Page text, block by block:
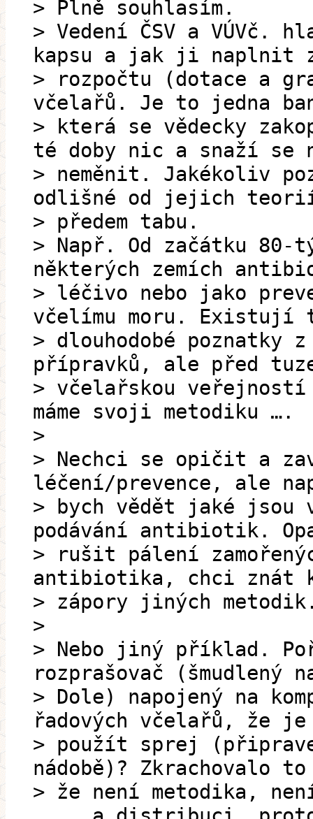
> Plně souhlasím.
> Vedení ČSV a VÚVč.
kapsu a jak ji naplnit
> rozpočtu (dotace a
včelařů. Je to jedna
> která se vědecky
té doby nic a snaží se
> neměnit. Jakékoliv
odlišné od jejich
> předem tabu.
> Např. Od začátku
některých zemích
> léčivo nebo jako
včelímu moru. Existují
> dlouhodobé poznatky
přípravků, ale před
> včelařskou
máme svoji metodiku ….
>
> Nechci se opičit a
léčení/prevence, ale
> bych vědět jaké jsou
podávání antibiotik.
> rušit pálení
antibiotika, chci znát
> zápory jiných
>
> Nebo jiný příklad.
rozprašovač (šmudlený
> Dole) napojený na
řadových včelařů, že je
> použít sprej
nádobě)? Zkrachovalo
> že není metodika,